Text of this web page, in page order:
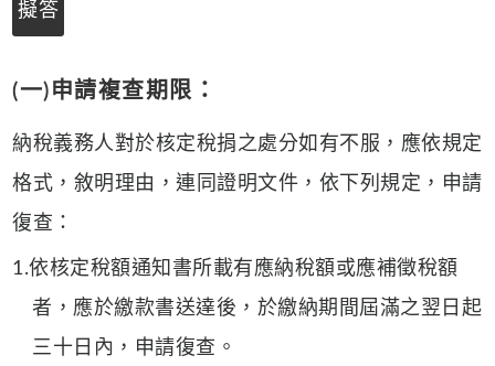
擬答
(一)申請複查期限：
納稅義務人對於核定稅捐之處分如有不服，應依規定
格式，敘明理由，連同證明文件，依下列規定，申請
復查：
1.依核定稅額通知書所載有應納稅額或應補徵稅額
者，應於繳款書送達後，於繳納期間屆滿之翌日起
三十日內，申請復查。